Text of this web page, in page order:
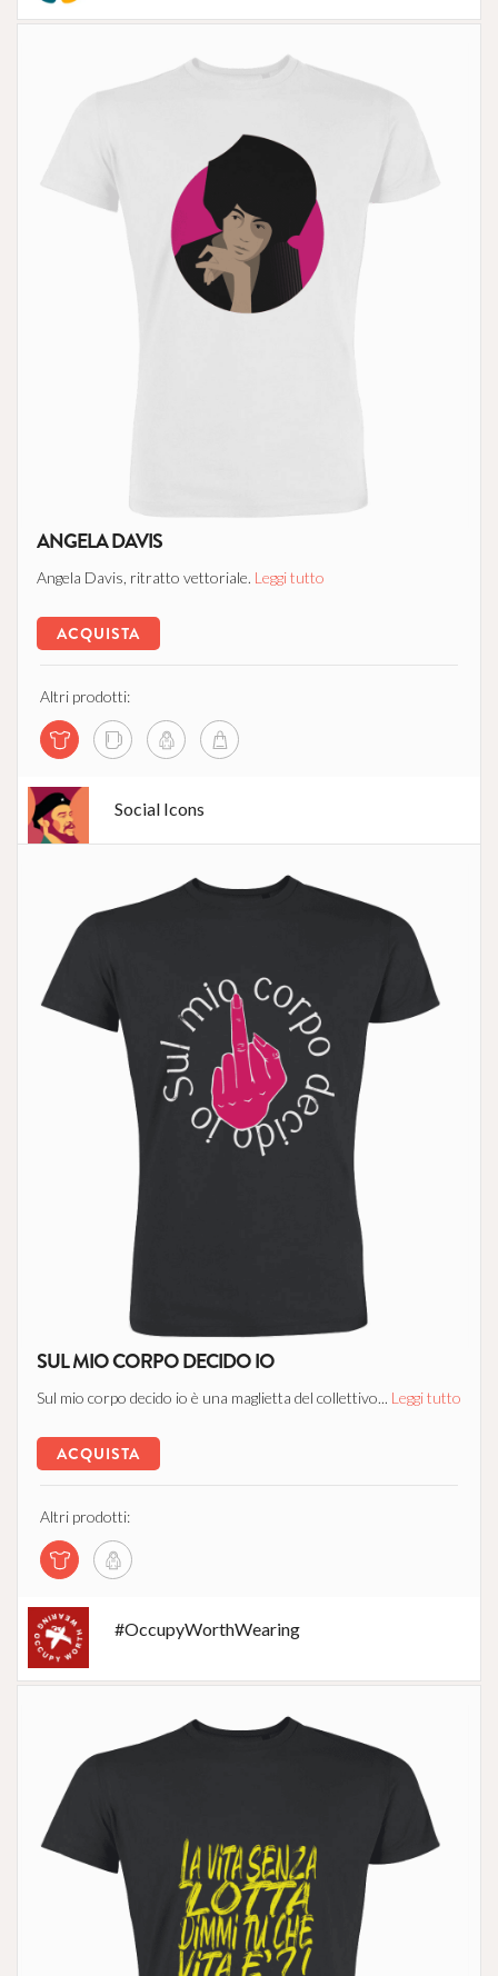
ANGELA DAVIS
Angela Davis, ritratto vettoriale. Leggi tutto
ACQUISTA
Altri prodotti:
Social Icons
SUL MIO CORPO DECIDO IO
Sul mio corpo decido io è una maglietta del collettivo... Leggi tutto
ACQUISTA
Altri prodotti:
#OccupyWorthWearing